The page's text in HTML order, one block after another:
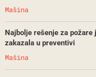
Mašina
Najbolje rešenje za
zakazala u preventivi
Mašina